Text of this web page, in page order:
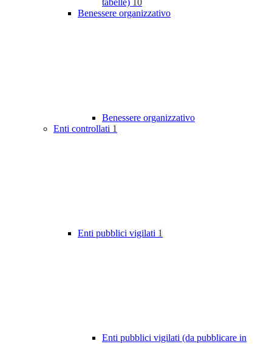
tabelle)
10
Benessere organizzativo
Benessere organizzativo
Enti controllati 1
Enti pubblici vigilati 1
Enti pubblici vigilati (da pubblicare in